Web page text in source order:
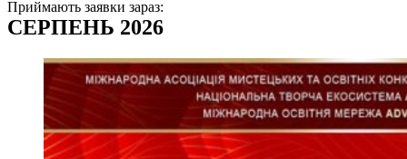
Приймають заявки зараз:
СЕРПЕНЬ 2026